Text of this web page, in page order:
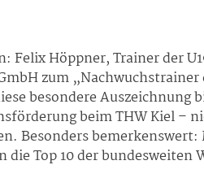
Felix Höppner, Trainer der
zum „Nachwuchstrainer
besondere Auszeichnung
beim THW Kiel –
Besonders
Top 10 der bundesweiten